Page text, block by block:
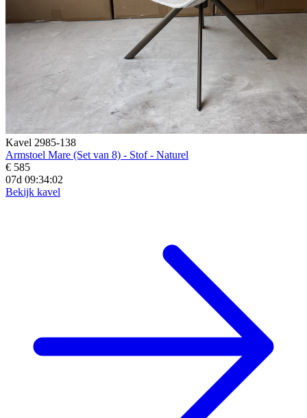
Kavel 2985-138
Armstoel Mare (Set van 8) - Stof - Naturel
€ 585
07d 09:34:01
Bekijk kavel